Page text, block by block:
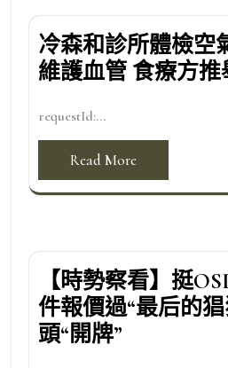
冷森和診所體檢空
維護血管 食療方推
requestId:...
Read More
【時勢察看】挺
件報價過“最后的
頭“開牌”